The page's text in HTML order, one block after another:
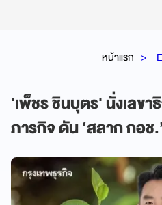
หน้าแรก
'เพ็ชร ชินบุตร' นั่งเลข
ภารกิจ ดัน ‘สลาก กอช